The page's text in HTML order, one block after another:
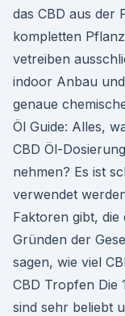
das CBD aus der
kompletten
vetreiben
indoor Anbau
genaue
Öl Guide: Alles,
CBD Öl-
nehmen? Es ist
verwendet
Faktoren gibt, die
Gründen der
sagen, wie viel
CBD Tropfen Die
sind sehr beliebt